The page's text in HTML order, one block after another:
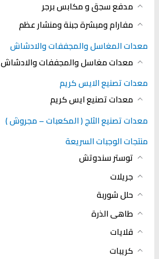
مدفع سجق و مكابس برجر
مفارام ومبشرة جبنة ومنشار عظم
معدات المغاسل والمجففات والادشاش
معدات مغاسل والمجففات والادشاش
معدات تصنيع الايس كريم
معدات تصنيع ايس كريم
معدات تصنيع الثلج ( المكعبات – مجروش )
منتجات الوجبات السريعة
توستر سندوتش
جريلات
حلل شوربة
طاهى الذرة
قلايات
كريبات